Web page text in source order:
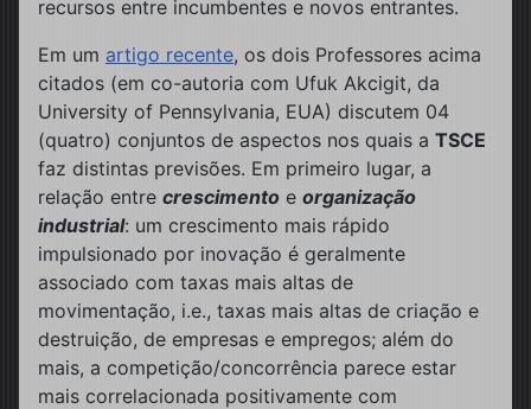
recursos entre incumbentes e novos entrantes.
Em um artigo recente, os dois Professores acima
citados (em co-autoria com Ufuk Akcigit, da
University of Pennsylvania, EUA) discutem 04
(quatro) conjuntos de aspectos nos quais a TSCE
faz distintas previsões. Em primeiro lugar, a
relação entre crescimento e organização
industrial: um crescimento mais rápido
impulsionado por inovação é geralmente
associado com taxas mais altas de
movimentação, i.e., taxas mais altas de criação e
destruição, de empresas e empregos; além do
mais, a competição/concorrência parece estar
mais correlacionada positivamente com